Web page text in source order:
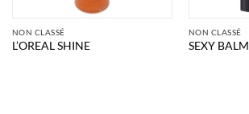
NON CLASSÉ
L’OREAL SHINE
NON CLASSÉ
SEXY BALM